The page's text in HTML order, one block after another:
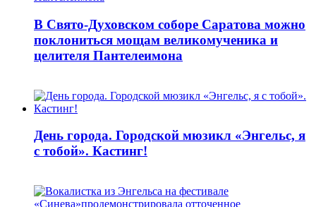
В Свято-Духовском соборе Саратова можно
поклониться мощам великомученика и
целителя Пантелеимона
День города. Городской мюзикл «Энгельс, я
с тобой». Кастинг!